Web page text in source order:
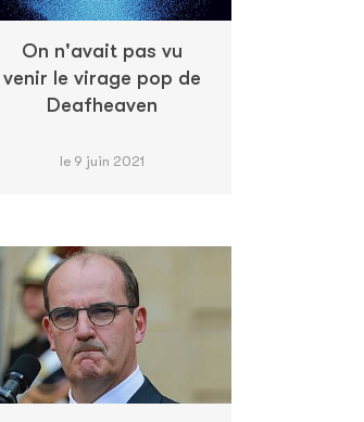
On n'avait pas vu
venir le virage pop de
Deafheaven
le 9 juin 2021